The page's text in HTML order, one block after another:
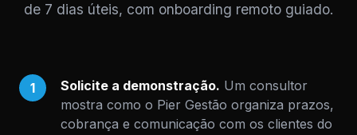
de 7 dias úteis, com onboarding remoto guiado.
1 Solicite a demonstração. Um consultor
mostra como o Pier Gestão organiza prazos,
cobrança e comunicação com os clientes do